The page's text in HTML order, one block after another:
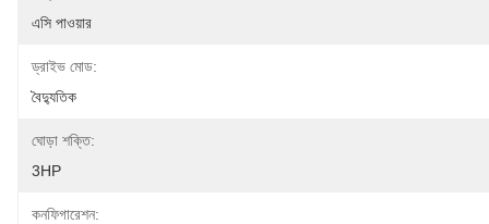
এসি পাওয়ার
ড্রাইভ মোড:
বৈদ্যুতিক
ঘোড়া শক্তি:
3HP
কনফিগারেশন: